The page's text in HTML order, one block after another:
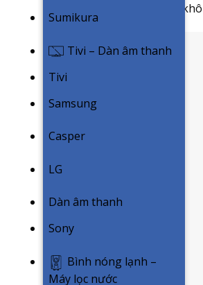
Sumikura
Tivi – Dàn âm thanh
Tivi
Samsung
Casper
LG
Dàn âm thanh
Sony
Bình nóng lạnh –
Máy lọc nước
vẫn đảm bảo chất lượng